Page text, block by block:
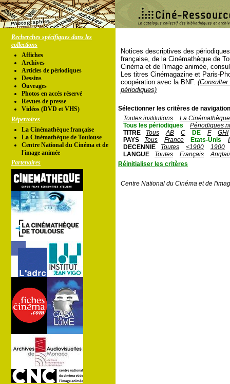
Recherches spécifiques dans les
collections
Affiches
Archives
Articles de périodiques
Dessins
Ouvrages
Photos en accés réservé
Revues de presse
Vidéos (DVD et VHS)
Répertoires
La Cinémathèque française
La Cinémathèque de Toulouse
Centre National du Cinéma et de
l'image animée
Partenaires
Notices descriptives des
française, de la Cinémathèque de
Cinéma et de l'image animée,
Les titres Cinémagazine et Paris-
coopération avec la BNF.
périodiques)
Sélectionner les critères de
Toutes institutions
La
Tous les périodiques
Périodiques
TITRE
Tous AB C DE F
GHI
PAYS
Tous France Etats-Unis
DECENNIE
Toutes <1900
1900
LANGUE
Toutes Français
Réinitialiser les critères
Centre National du Cinéma et de